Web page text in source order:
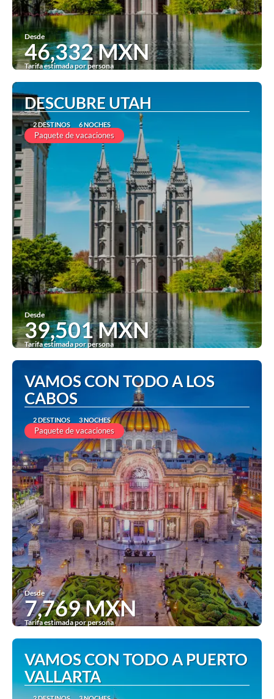
Desde
46,332 MXN
Tarifa estimada por persona
Ver
DESCUBRE UTAH
2 DESTINOS 6 NOCHES
Paquete de vacaciones
Desde
39,501 MXN
Tarifa estimada por persona
Ver
VAMOS CON TODO A LOS
CABOS
2 DESTINOS 3 NOCHES
Paquete de vacaciones
Desde
7,769 MXN
Tarifa estimada por persona
Ver
VAMOS CON TODO A PUERTO
VALLARTA